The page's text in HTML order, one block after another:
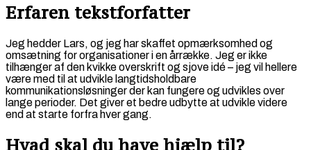
Erfaren tekstforfatter
Jeg hedder Lars, og jeg har skaffet opmærksomhed og
omsætning for organisationer i en årrække. Jeg er ikke
tilhænger af den kvikke overskrift og sjove idé – jeg vil hellere
være med til at udvikle langtidsholdbare
kommunikationsløsninger der kan fungere og udvikles over
lange perioder. Det giver et bedre udbytte at udvikle videre
end at starte forfra hver gang.
Hvad skal du have hjælp til?